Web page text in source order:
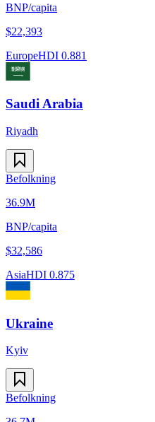
BNP/capita
$22,393
EuropeHDI 0.881
Saudi Arabia
Riyadh
Befolkning
36.9M
BNP/capita
$32,586
AsiaHDI 0.875
Ukraine
Kyiv
Befolkning